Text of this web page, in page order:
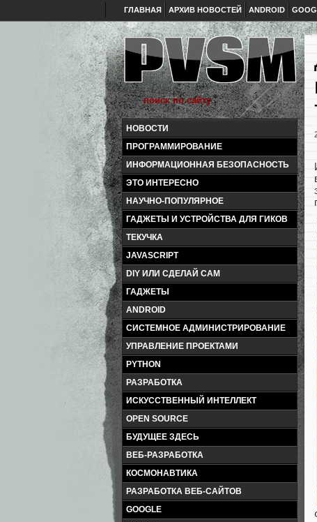
ГЛАВНАЯ АРХИВ НОВОСТЕЙ ANDROID
НОВОСТИ
ПРОГРАММИРОВАНИЕ
ИНФОРМАЦИОННАЯ БЕЗОПАСНОСТЬ
ЭТО ИНТЕРЕСНО
НАУЧНО-ПОПУЛЯРНОЕ
ГАДЖЕТЫ И УСТРОЙСТВА ДЛЯ ГИКОВ
ТЕКУЧКА
JAVASCRIPT
DIY ИЛИ СДЕЛАЙ САМ
ГАДЖЕТЫ
ANDROID
СИСТЕМНОЕ АДМИНИСТРИРОВАНИЕ
УПРАВЛЕНИЕ ПРОЕКТАМИ
PYTHON
РАЗРАБОТКА
ИСКУССТВЕННЫЙ ИНТЕЛЛЕКТ
OPEN SOURCE
БУДУЩЕЕ ЗДЕСЬ
ВЕБ-РАЗРАБОТКА
КОСМОНАВТИКА
РАЗРАБОТКА ВЕБ-САЙТОВ
GOOGLE